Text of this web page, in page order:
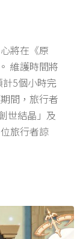
將在《原
維護時間將
5個小時完
間，旅行者
世結晶」及
旅行者諒